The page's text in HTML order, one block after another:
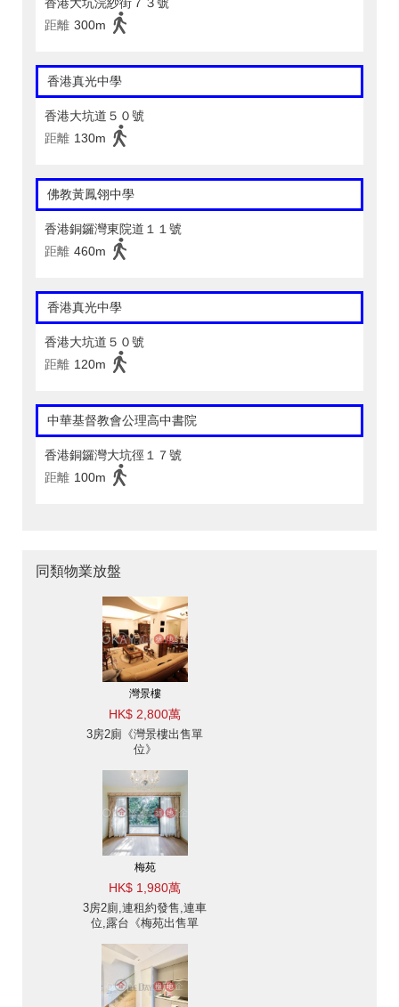
距離 300m
香港真光中學
香港大坑道５０號
距離 130m
佛教黃鳳翎中學
香港銅鑼灣東院道１１號
距離 460m
香港真光中學
香港大坑道５０號
距離 120m
中華基督教會公理高中書院
香港銅鑼灣大坑徑１７號
距離 100m
同類物業放盤
灣景樓
HK$ 2,800萬
3房2廁《灣景樓出售單
位》
梅苑
HK$ 1,980萬
3房2廁,連租約發售,連車
位,露台《梅苑出售單